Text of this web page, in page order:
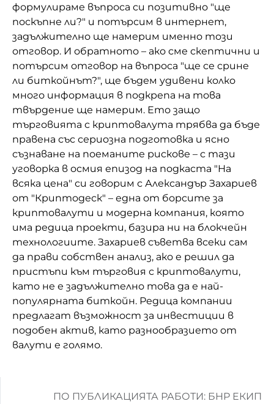
формулираме въпроса си позитивно "ще
поскъпне ли?" и потърсим в интернет,
задължително ще намерим именно този
отговор. И обратното – ако сме скептични и
потърсим отговор на въпроса "ще се срине
ли биткойнът?", ще бъдем удивени колко
много информация в подкрепа на това
твърдение ще намерим. Ето защо
търговията с криптовалута трябва да бъде
правена със сериозна подготовка и ясно
съзнаване на поеманите рискове – с тази
уговорка в осмия епизод на подкаста "На
всяка цена" си говорим с Александър Захариев
от "Криптодеск" – една от борсите за
криптовалути и модерна компания, която
има редица проекти, базира ни на блокчейн
технологиите. Захариев съветва всеки сам
да прави собствен анализ, ако е решил да
пристъпи към търговия с криптовалути,
като не е задължително това да е най-
популярната биткойн. Редица компании
предлагат възможност за инвестиции в
подобен актив, като разнообразието от
валути е голямо.
ПО ПУБЛИКАЦИЯТА РАБОТИ: БНР ЕКИП